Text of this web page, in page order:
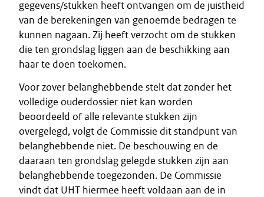
gegevens/stukken heeft ontvangen om de juistheid
van de berekeningen van genoemde bedragen te
kunnen nagaan. Zij heeft verzocht om de stukken
die ten grondslag liggen aan de beschikking aan
haar te doen toekomen.
Voor zover belanghebbende stelt dat zonder het
volledige ouderdossier niet kan worden
beoordeeld of alle relevante stukken zijn
overgelegd, volgt de Commissie dit standpunt van
belanghebbende niet. De beschouwing en de
daaraan ten grondslag gelegde stukken zijn aan
belanghebbende toegezonden. De Commissie
vindt dat UHT hiermee heeft voldaan aan de in